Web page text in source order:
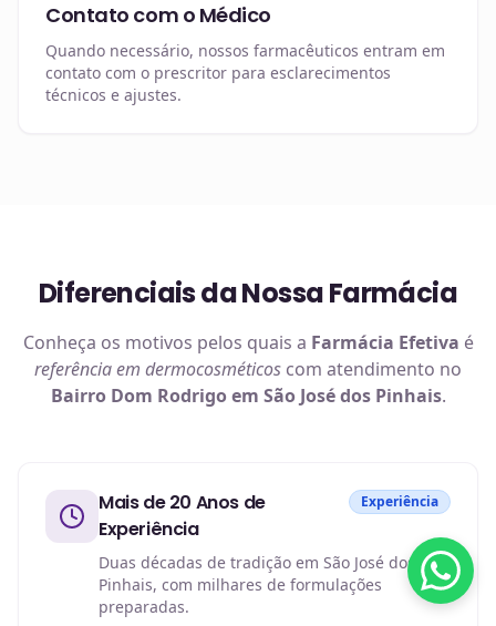
Contato com o Médico
Quando necessário, nossos farmacêuticos entram em
contato com o prescritor para esclarecimentos
técnicos e ajustes.
Diferenciais da Nossa Farmácia
Conheça os motivos pelos quais a Farmácia Efetiva é
referência em dermocosméticos com atendimento no
Bairro Dom Rodrigo em São José dos Pinhais.
Mais de 20 Anos de
Experiência
Experiência
Duas décadas de tradição em São José dos
Pinhais, com milhares de formulações
preparadas.